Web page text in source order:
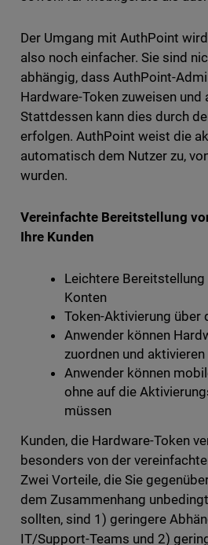
Der Umgang mit AuthPoint
also noch einfacher. Sie sind
abhängig, dass AuthPoint-
Hardware-Token zuweisen und
Stattdessen kann dies durch
erfolgen. AuthPoint weist die
automatisch dem Nutzer zu,
wurden.
Vereinfachte Bereitstellung
Ihre Kunden
Leichtere
Konten
Token-Aktivierung über
Anwender können
zuordnen und aktivieren
Anwender können
ohne auf die
müssen
Kunden, die Hardware-Token
besonders von der
Zwei Vorteile, die Sie
dem Zusammenhang
sollten, sind 1) geringere
IT/Support-Teams und 2)